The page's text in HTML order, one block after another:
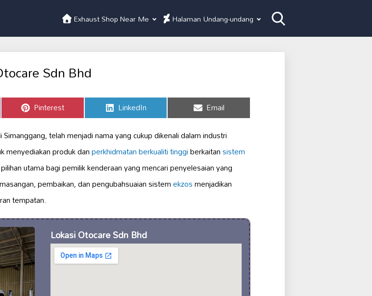
Exhaust Shop Near Me Halaman Undang-undang
Sdn Bhd
Share
on
Pinterest Share
on
LinkedIn Share
on
Email
telah menjadi nama yang cukup dikenali dalam industri
menyediakan produk danperkhidmatan berkualiti tinggiberkaitansistem
utama bagi pemilik kenderaan yang mencari penyelesaian yang
pembaikan, dan pengubahsuaian sistemekzosmenjadikan
tempatan.
Lokasi Otocare Sdn Bhd